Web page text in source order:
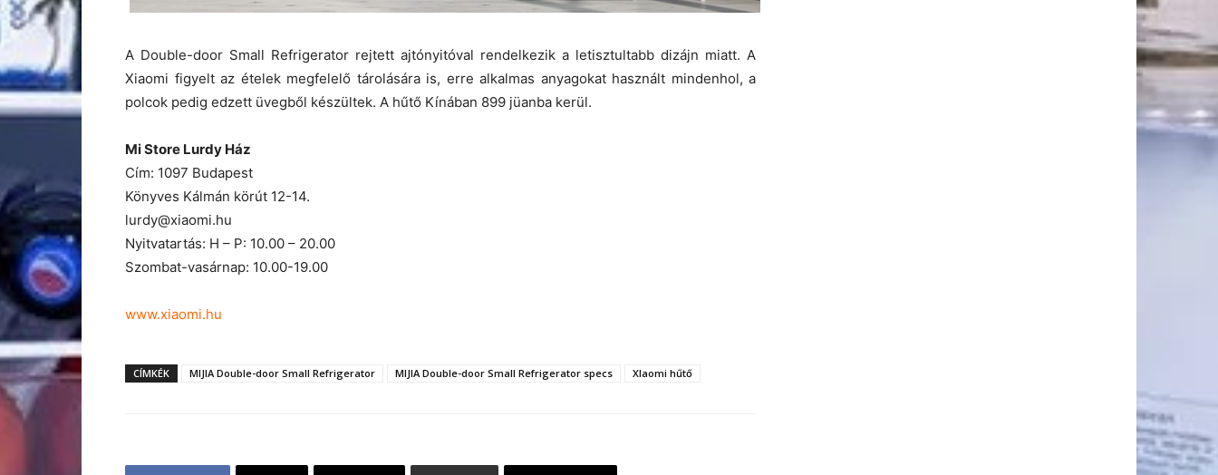
A Double-door Small Refrigerator rejtett ajtónyitóval rendelkezik a letisztultabb dizájn miatt. A
Xiaomi figyelt az ételek megfelelő tárolására is, erre alkalmas anyagokat használt mindenhol, a
polcok pedig edzett üvegből készültek. A hűtő Kínában 899 jüanba kerül.
Mi Store Lurdy Ház
Cím: 1097 Budapest
Könyves Kálmán körút 12-14.
lurdy@xiaomi.hu
Nyitvatartás: H – P: 10.00 – 20.00
Szombat-vasárnap: 10.00-19.00
www.xiaomi.hu
CÍMKÉK MIJIA Double-door Small Refrigerator MIJIA Double-door Small Refrigerator specs XIaomi hűtő